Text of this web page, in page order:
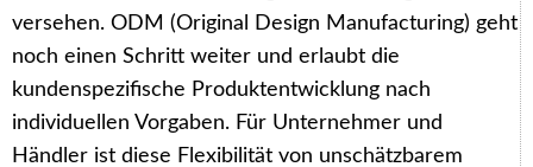
versehen. ODM (Original Design Manufacturing) geht
noch einen Schritt weiter und erlaubt die
kundenspezifische Produktentwicklung nach
individuellen Vorgaben. Für Unternehmer und
Händler ist diese Flexibilität von unschätzbarem